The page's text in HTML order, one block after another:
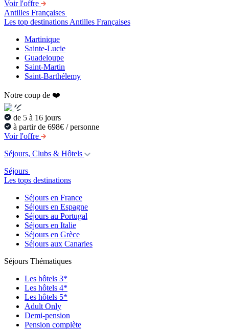
Voir l'offre
Antilles Françaises
Les top destinations Antilles Françaises
Martinique
Sainte-Lucie
Guadeloupe
Saint-Martin
Saint-Barthélemy
Notre coup de ❤️
de 5 à 16 jours
à partir de 698€ / personne
Voir l'offre
Séjours, Clubs & Hôtels
Séjours
Les tops destinations
Séjours en France
Séjours en Espagne
Séjours au Portugal
Séjours en Italie
Séjours en Grèce
Séjours aux Canaries
Séjours Thématiques
Les hôtels 3*
Les hôtels 4*
Les hôtels 5*
Adult Only
Demi-pension
Pension complète